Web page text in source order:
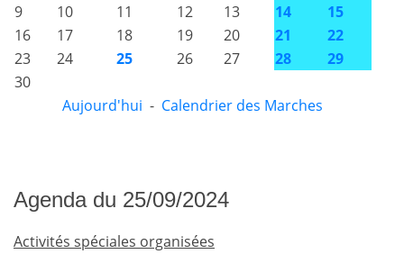
9
10 11 12 13 14
15
16
17 18 19 20 21
22
23
24 25 26 27 28
29
30
Aujourd'hui - Calendrier des Marches
Agenda du 25/09/2024
Activités spéciales organisées